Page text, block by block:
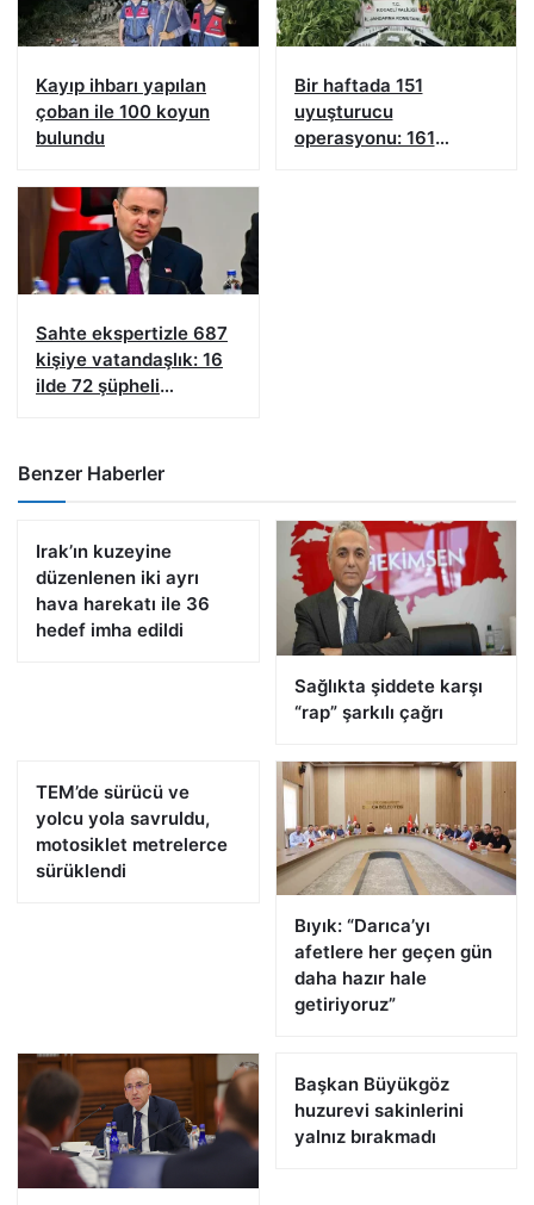
Kayıp ihbarı yapılan
çoban ile 100 koyun
bulundu
Bir haftada 151
uyuşturucu
operasyonu: 161
Sahte ekspertizle 687
kişiye vatandaşlık: 16
ilde 72 şüpheli
Benzer Haberler
Irak’ın kuzeyine
düzenlenen iki ayrı
hava harekatı ile 36
hedef imha edildi
Sağlıkta şiddete karşı
“rap” şarkılı çağrı
TEM’de sürücü ve
yolcu yola savruldu,
motosiklet metrelerce
sürüklendi
Bıyık: “Darıca’yı
afetlere her geçen gün
daha hazır hale
getiriyoruz”
Başkan Büyükgöz
huzurevi sakinlerini
yalnız bırakmadı